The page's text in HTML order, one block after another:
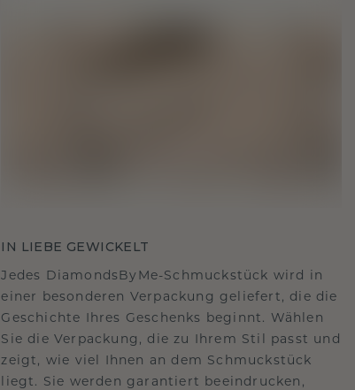
IN LIEBE GEWICKELT
Jedes DiamondsByMe-Schmuckstück wird in
einer besonderen Verpackung geliefert, die die
Geschichte Ihres Geschenks beginnt. Wählen
Sie die Verpackung, die zu Ihrem Stil passt und
zeigt, wie viel Ihnen an dem Schmuckstück
liegt. Sie werden garantiert beeindrucken,